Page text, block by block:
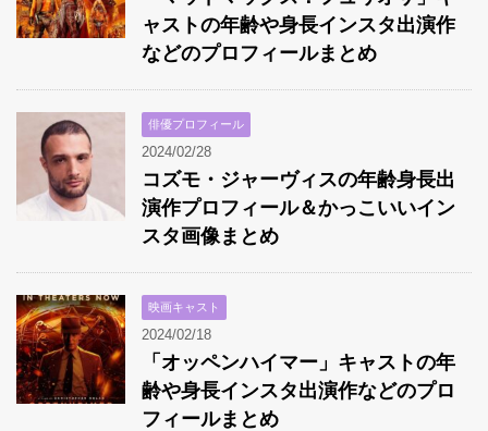
ャストの年齢や身長インスタ出演作
などのプロフィールまとめ
俳優プロフィール
2024/02/28
コズモ・ジャーヴィスの年齢身長出
演作プロフィール＆かっこいいイン
スタ画像まとめ
映画キャスト
2024/02/18
「オッペンハイマー」キャストの年
齢や身長インスタ出演作などのプロ
フィールまとめ